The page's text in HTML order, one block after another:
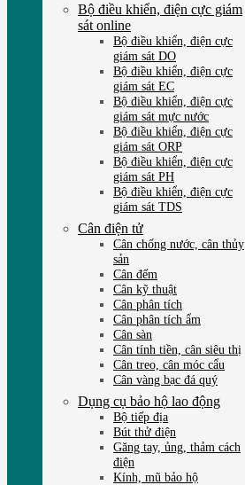
Bộ điều khiển, điện cực giám
sát online
Bộ điều khiển, điện cực
giám sát DO
Bộ điều khiển, điện cực
giám sát EC
Bộ điều khiển, điện cực
giám sát mực nước
Bộ điều khiển, điện cực
giám sát ORP
Bộ điều khiển, điện cực
giám sát PH
Bộ điều khiển, điện cực
giám sát TDS
Cân điện tử
Cân chống nước, cân thủy
sản
Cân đếm
Cân kỹ thuật
Cân phân tích
Cân phân tích ẩm
Cân sàn
Cân tính tiền, cân siêu thị
Cân treo, cân móc cẩu
Cân vàng bạc đá quý
Dụng cụ bảo hộ lao động
Bộ tiếp địa
Bút thử điện
Găng tay, ủng, thảm cách
điện
Kính, mũ bảo hộ